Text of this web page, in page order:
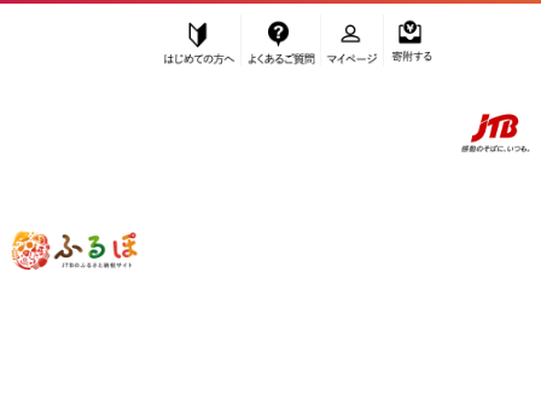
ふるぽ JTBのふるさと納税サイト
「ふるさと納税」TOP